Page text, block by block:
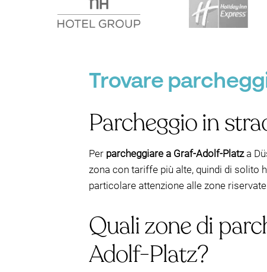
Trovare
Parcheggio in
Per parcheggiare a Graf-Adolf-Platza
zona con tariffe più alte, quindi di solito
particolare attenzione alle zone
Quali zone di
Adolf-Platz?